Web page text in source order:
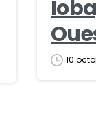
10